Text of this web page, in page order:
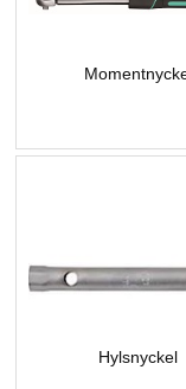
Hylsnyckel